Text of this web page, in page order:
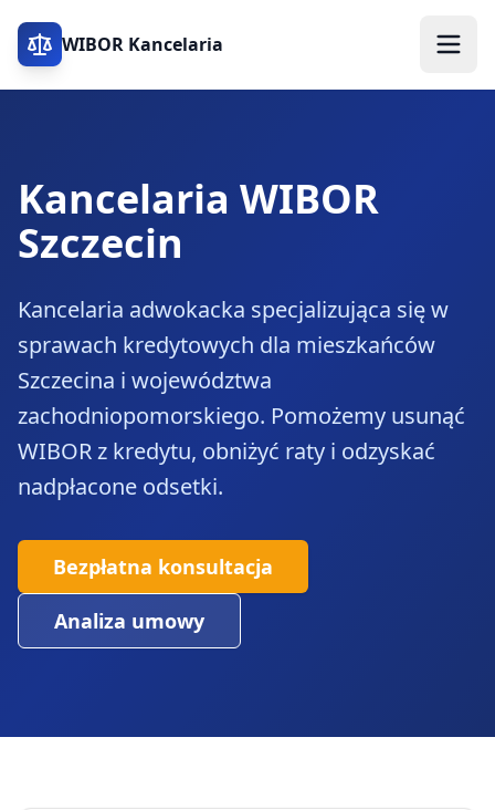
WIBOR Kancelaria
Kancelaria WIBOR
Szczecin
Kancelaria adwokacka specjalizująca się w
sprawach kredytowych dla mieszkańców
Szczecina i województwa
zachodniopomorskiego. Pomożemy usunąć
WIBOR z kredytu, obniżyć raty i odzyskać
nadpłacone odsetki.
Bezpłatna konsultacja
Analiza umowy